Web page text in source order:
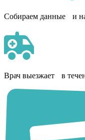
Собираем данные и
Врач выезжает в